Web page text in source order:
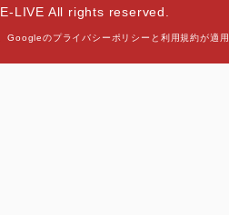
LIVE All rights reserved.
Googleのプライバシーポリシー と 利用規約が適